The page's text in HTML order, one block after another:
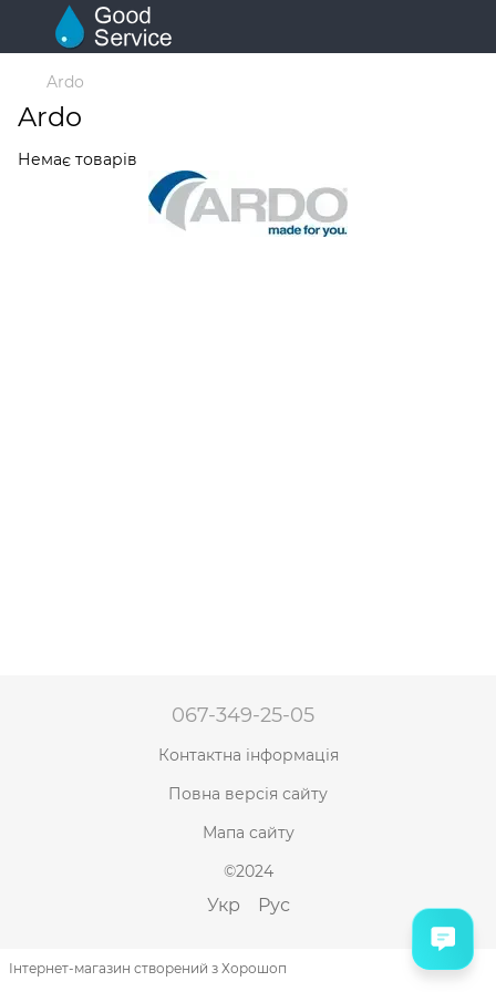
Ardo
Ardo
Немає товарів
067-349-25-05
Контактна інформація
Повна версія сайту
Мапа сайту
©2024
Укр Рус
Інтернет-магазин створений з Хорошоп